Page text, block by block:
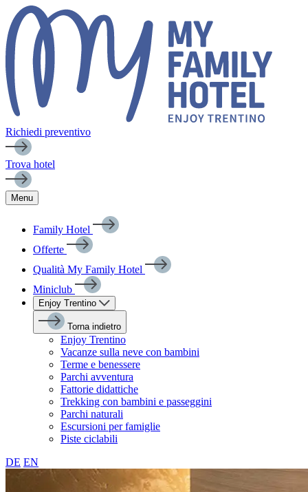
Richiedi preventivo
Trova hotel
Menu
Family Hotel
Offerte
Qualità My Family Hotel
Miniclub
Enjoy Trentino
Torna indietro
Enjoy Trentino
Vacanze sulla neve con bambini
Terme e benessere
Parchi avventura
Fattorie didattiche
Trekking con bambini e passeggini
Parchi naturali
Escursioni per famiglie
Piste ciclabili
DE EN